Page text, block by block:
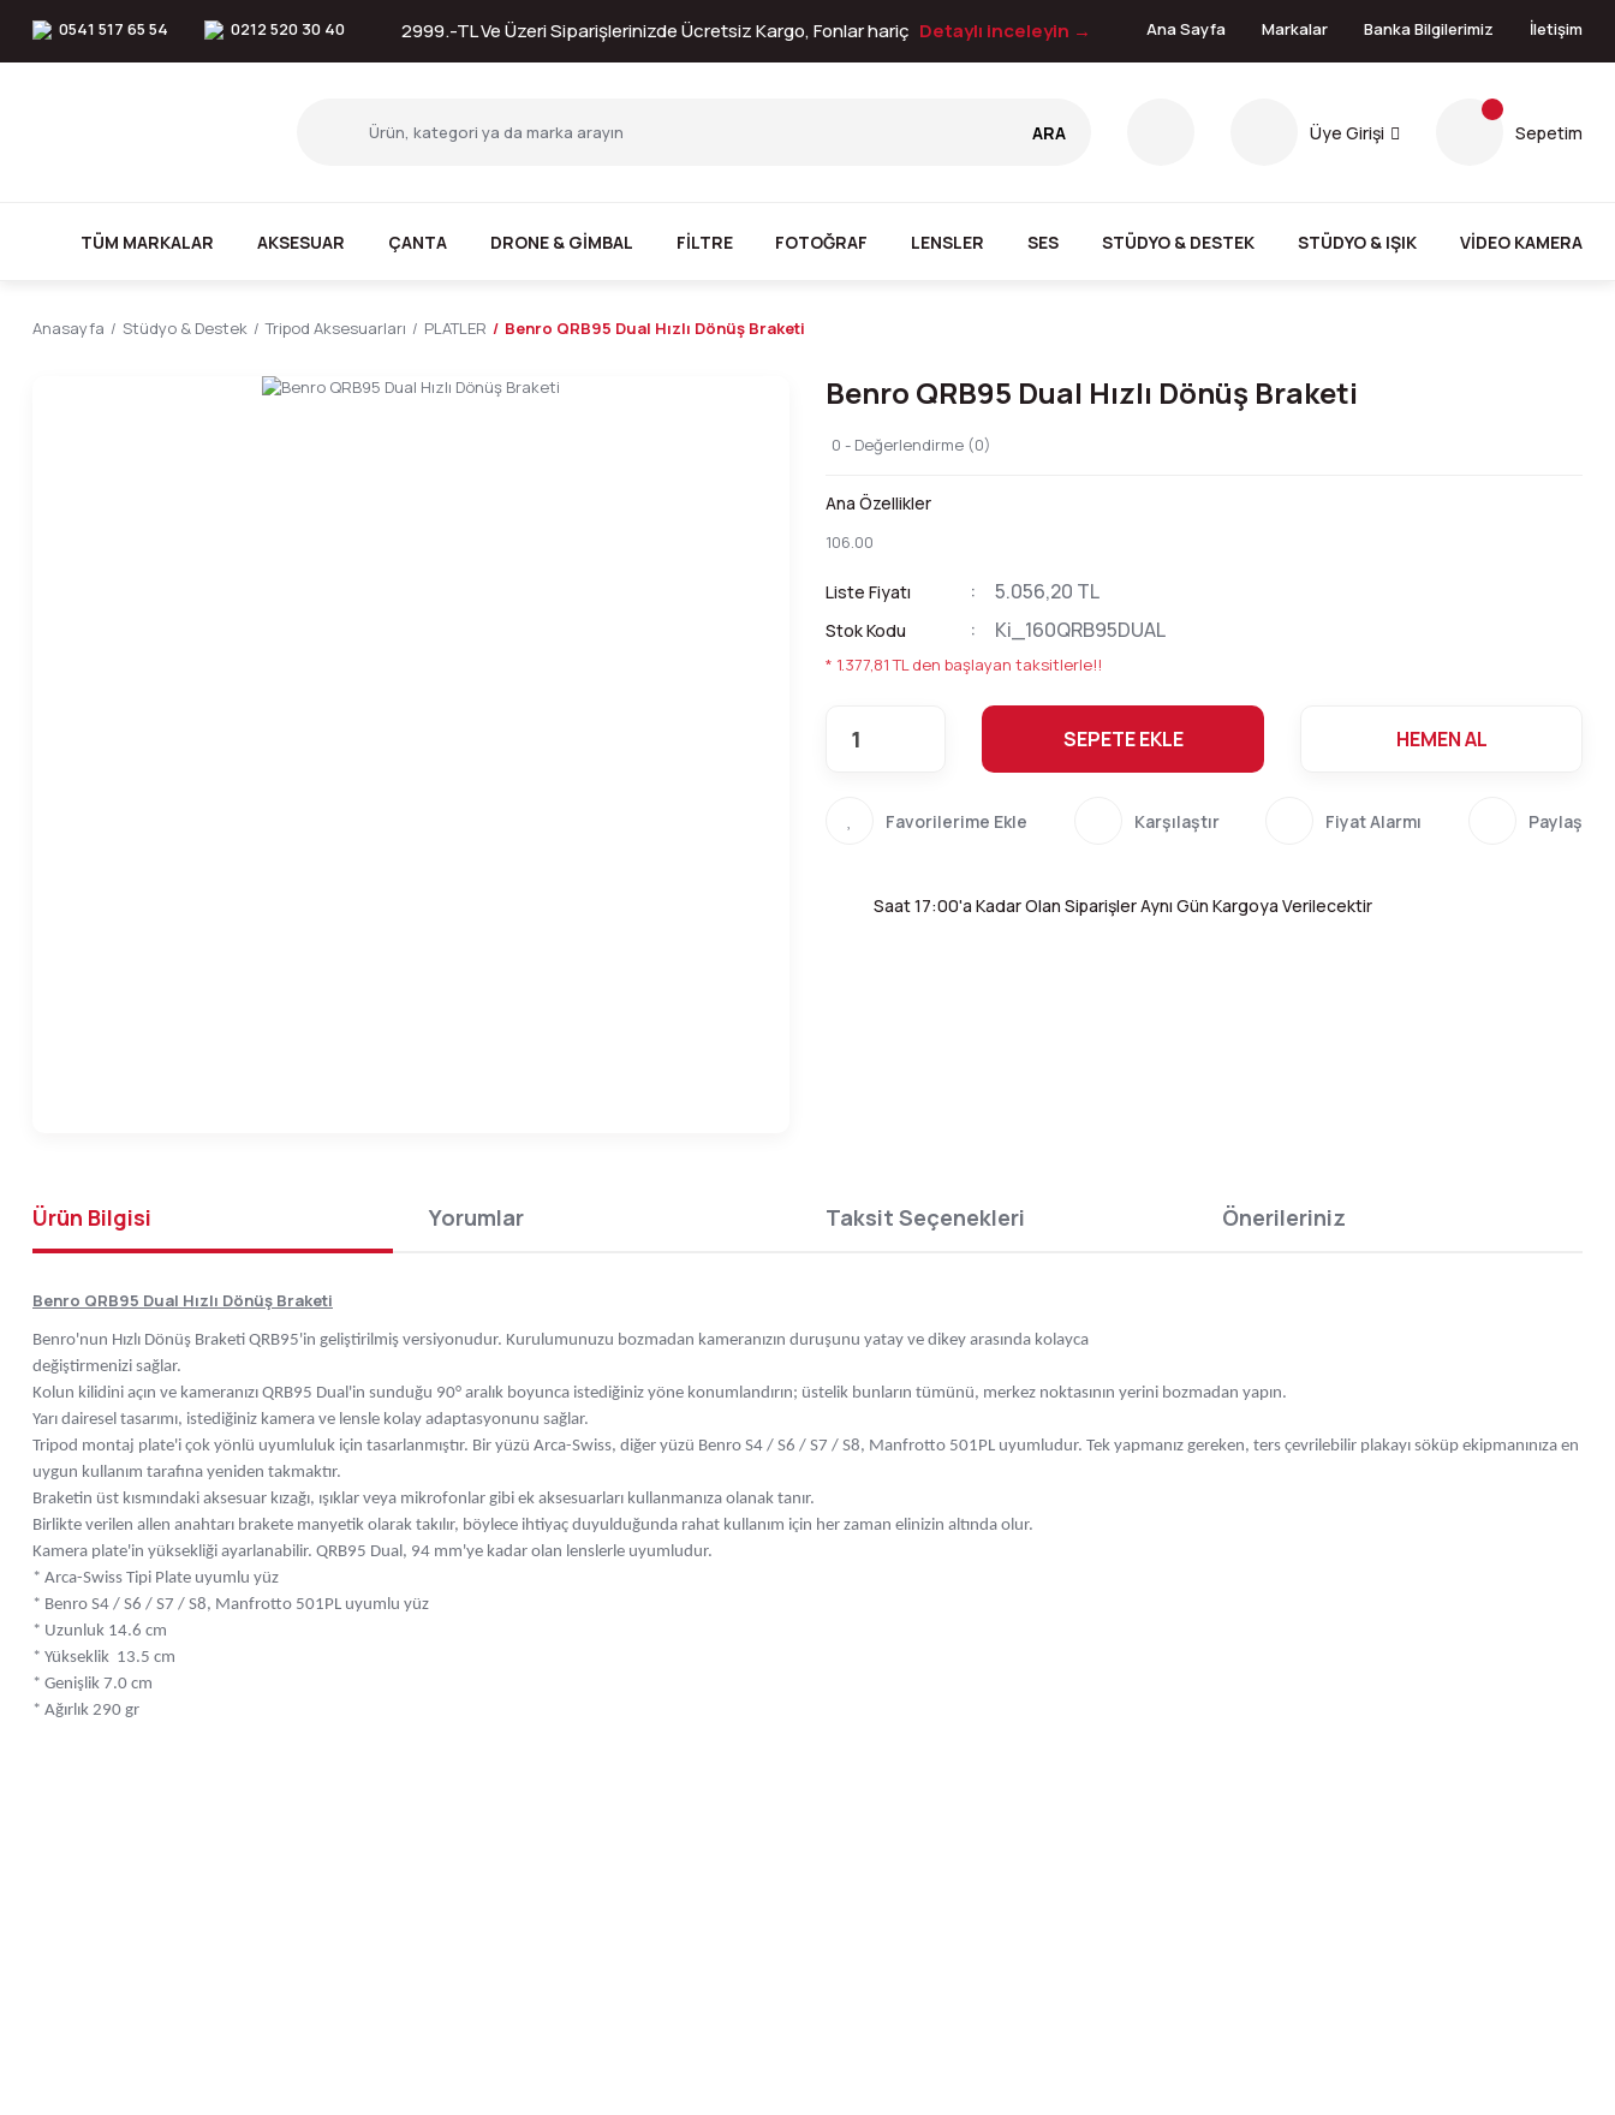
0541 517 65 54 0212 520 30 40 2999.-TL Ve Üzeri Siparişlerinizde Ücretsiz Kargo, Fonlar hariç Detaylı inceleyin → Ana Sayfa Markalar Banka Bilgilerimiz İletişim
ARA Üye Girişi Sepetim
TÜM MARKALAR AKSESUAR ÇANTA DRONE & GİMBAL FİLTRE FOTOĞRAF LENSLER SES STÜDYO & DESTEK STÜDYO & IŞIK VİDEO KAMERA
Anasayfa Stüdyo & Destek Tripod Aksesuarları PLATLER Benro QRB95 Dual Hızlı Dönüş Braketi
Benro QRB95 Dual Hızlı Dönüş Braketi
0 - Değerlendirme (0)
Ana Özellikler
106.00
Liste Fiyatı 5.056,20 TL
Stok Kodu Ki_160QRB95DUAL
* 1.377,81 TL den başlayan taksitlerle!!
SEPETE EKLE HEMEN AL
Karşılaştır Fiyat Alarmı Paylaş
Saat 17:00'a Kadar Olan Siparişler Aynı Gün Kargoya Verilecektir
Ürün Bilgisi Yorumlar Taksit Seçenekleri Önerileriniz
Benro QRB95 Dual Hızlı Dönüş Braketi
Benro'nun Hızlı Dönüş Braketi QRB95'in geliştirilmiş versiyonudur. Kurulumunuzu bozmadan kameranızın duruşunu yatay ve dikey arasında kolayca
değiştirmenizi sağlar.
Kolun kilidini açın ve kameranızı QRB95 Dual'in sunduğu 90° aralık boyunca istediğiniz yöne konumlandırın; üstelik bunların tümünü, merkez noktasının yerini bozmadan yapın.
Yarı dairesel tasarımı, istediğiniz kamera ve lensle kolay adaptasyonunu sağlar.
Tripod montaj plate'i çok yönlü uyumluluk için tasarlanmıştır. Bir yüzü Arca-Swiss, diğer yüzü Benro S4 / S6 / S7 / S8, Manfrotto 501PL uyumludur. Tek yapmanız gereken, ters çevrilebilir plakayı söküp ekipmanınıza en
uygun kullanım tarafına yeniden takmaktır.
Braketin üst kısmındaki aksesuar kızağı, ışıklar veya mikrofonlar gibi ek aksesuarları kullanmanıza olanak tanır.
Birlikte verilen allen anahtarı brakete manyetik olarak takılır, böylece ihtiyaç duyulduğunda rahat kullanım için her zaman elinizin altında olur.
Kamera plate'in yüksekliği ayarlanabilir. QRB95 Dual, 94 mm'ye kadar olan lenslerle uyumludur.
* Arca-Swiss Tipi Plate uyumlu yüz
* Benro S4 / S6 / S7 / S8, Manfrotto 501PL uyumlu yüz
* Uzunluk 14.6 cm
* Yükseklik 13.5 cm
* Genişlik 7.0 cm
* Ağırlık 290 gr